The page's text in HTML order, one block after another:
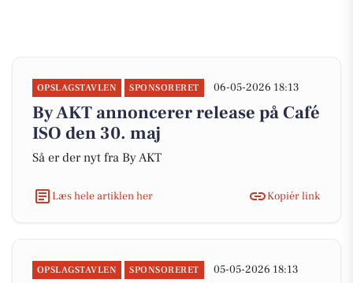
OPSLAGSTAVLEN SPONSORERET 06-05-2026 18:13
By AKT annoncerer release på Café
ISO den 30. maj
Så er der nyt fra By AKT
Læs hele artiklen her Kopiér link
OPSLAGSTAVLEN SPONSORERET 05-05-2026 18:13